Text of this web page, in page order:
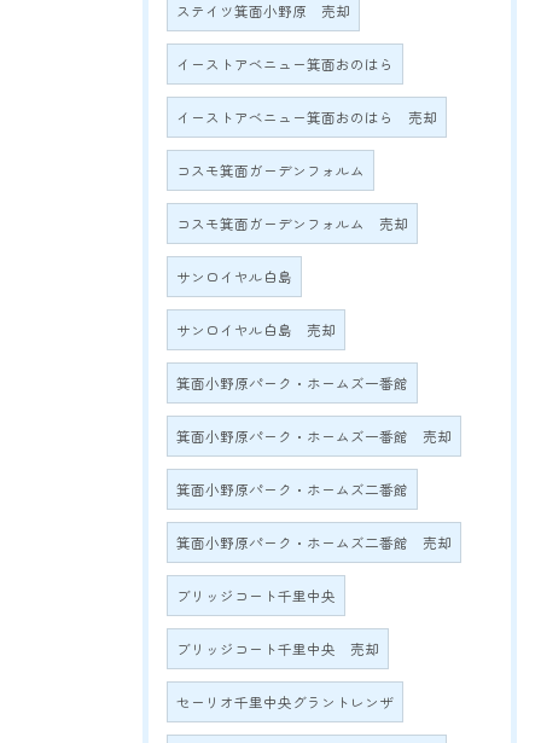
ステイツ箕面小野原 売却
イーストアベニュー箕面おのはら
イーストアベニュー箕面おのはら 売却
コスモ箕面ガーデンフォルム
コスモ箕面ガーデンフォルム 売却
サンロイヤル白島
サンロイヤル白島 売却
箕面小野原パーク・ホームズ一番館
箕面小野原パーク・ホームズ一番館 売却
箕面小野原パーク・ホームズ二番館
箕面小野原パーク・ホームズ二番館 売却
ブリッジコート千里中央
ブリッジコート千里中央 売却
セーリオ千里中央グラントレンザ